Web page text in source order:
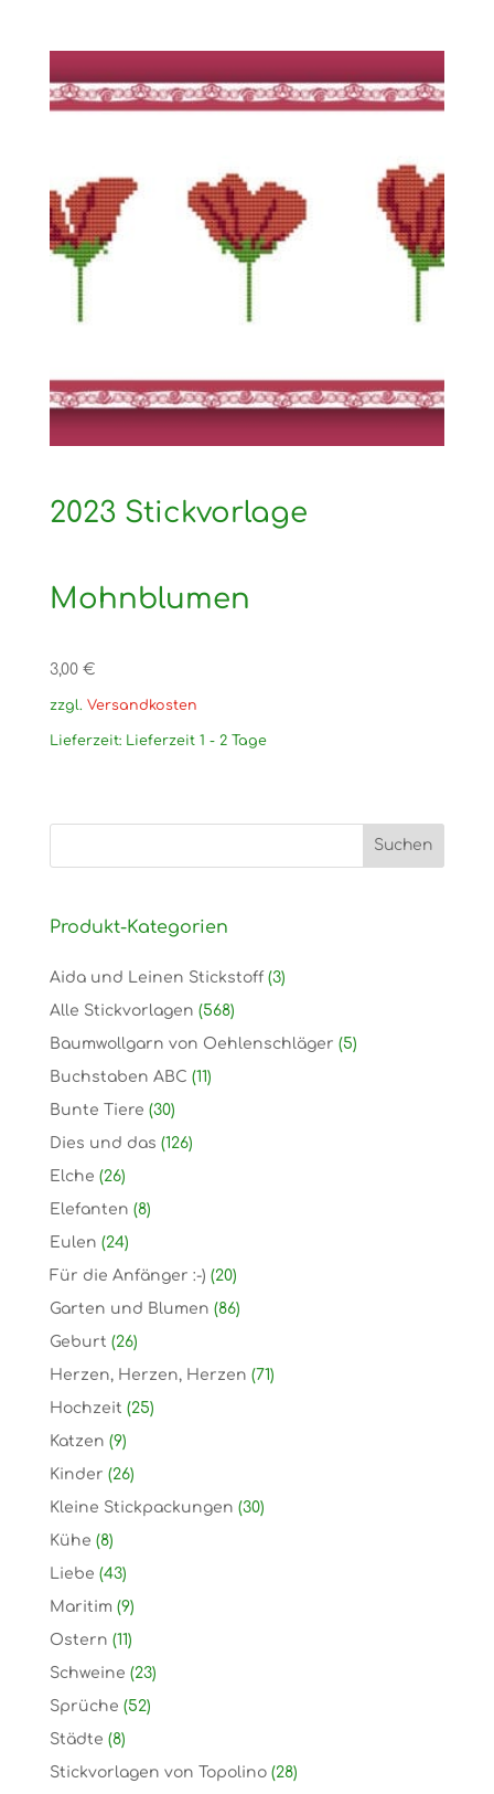
2023 Stickvorlage
Mohnblumen
3,00 €
zzgl. Versandkosten
Lieferzeit: Lieferzeit 1 - 2 Tage
Produkt-Kategorien
Aida und Leinen Stickstoff (3)
Alle Stickvorlagen (568)
Baumwollgarn von Oehlenschläger (5)
Buchstaben ABC (11)
Bunte Tiere (30)
Dies und das (126)
Elche (26)
Elefanten (8)
Eulen (24)
Für die Anfänger :-) (20)
Garten und Blumen (86)
Geburt (26)
Herzen, Herzen, Herzen (71)
Hochzeit (25)
Katzen (9)
Kinder (26)
Kleine Stickpackungen (30)
Kühe (8)
Liebe (43)
Maritim (9)
Ostern (11)
Schweine (23)
Sprüche (52)
Städte (8)
Stickvorlagen von Topolino (28)